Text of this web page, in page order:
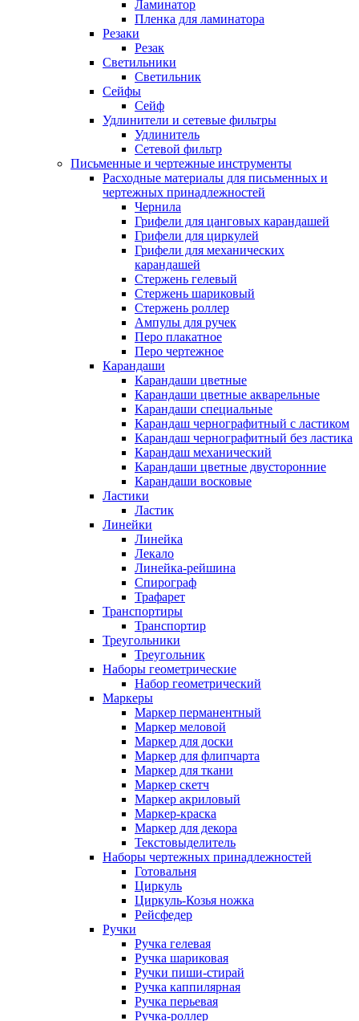
Ламинатор
Пленка для ламинатора
Резаки
Резак
Светильники
Светильник
Сейфы
Сейф
Удлинители и сетевые фильтры
Удлинитель
Сетевой фильтр
Письменные и чертежные инструменты
Расходные материалы для письменных и
чертежных принадлежностей
Чернила
Грифели для цанговых карандашей
Грифели для циркулей
Грифели для механических
карандашей
Стержень гелевый
Стержень шариковый
Стержень роллер
Ампулы для ручек
Перо плакатное
Перо чертежное
Карандаши
Карандаши цветные
Карандаши цветные акварельные
Карандаши специальные
Карандаш чернографитный с ластиком
Карандаш чернографитный без ластика
Карандаш механический
Карандаши цветные двусторонние
Карандаши восковые
Ластики
Ластик
Линейки
Линейка
Лекало
Линейка-рейшина
Спирограф
Трафарет
Транспортиры
Транспортир
Треугольники
Треугольник
Наборы геометрические
Набор геометрический
Маркеры
Маркер перманентный
Маркер меловой
Маркер для доски
Маркер для флипчарта
Маркер для ткани
Маркер скетч
Маркер акриловый
Маркер-краска
Маркер для декора
Текстовыделитель
Наборы чертежных принадлежностей
Готовальня
Циркуль
Циркуль-Козья ножка
Рейсфедер
Ручки
Ручка гелевая
Ручка шариковая
Ручки пиши-стирай
Ручка каппилярная
Ручка перьевая
Ручка-роллер